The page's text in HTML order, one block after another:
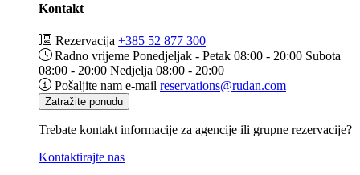
Kontakt
Rezervacija +385 52 877 300
Radno vrijeme Ponedjeljak - Petak 08:00 - 20:00 Subota
08:00 - 20:00 Nedjelja 08:00 - 20:00
Pošaljite nam e-mail reservations@rudan.com
Zatražite ponudu
Trebate kontakt informacije za agencije ili grupne rezervacije?
Kontaktirajte nas